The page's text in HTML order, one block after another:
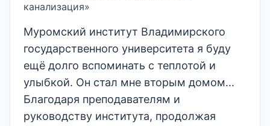
канализация»
Муромский институт Владимирского
государственного университета я буду
ещё долго вспоминать с теплотой и
улыбкой. Он стал мне вторым домом...
Благодаря преподавателям и
руководству института, продолжая